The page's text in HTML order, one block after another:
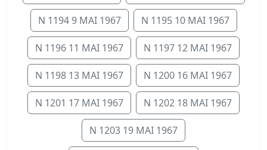
N 1194 9 MAI 1967 N 1195 10 MAI 1967
N 1196 11 MAI 1967 N 1197 12 MAI 1967
N 1198 13 MAI 1967 N 1200 16 MAI 1967
N 1201 17 MAI 1967 N 1202 18 MAI 1967
N 1203 19 MAI 1967